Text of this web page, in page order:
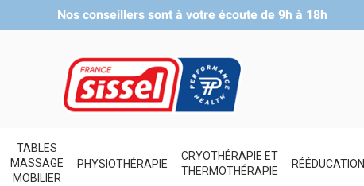
Nos conseillers sont à votre écoute de 9h à 18h
TABLES
MASSAGE
MOBILIER
PHYSIOTHÉRAPIE
CRYOTHÉRAPIE ET
THERMOTHÉRAPIE
RÉÉDUCATION